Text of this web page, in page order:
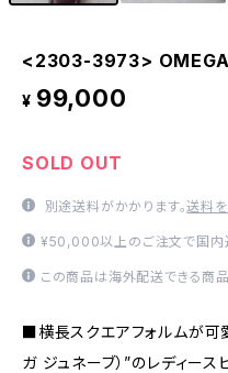
<2303-3973>
¥ 99,000
SOLD OUT
別途送料がかかります。送料
¥50,000以上のご注文で国内
この商品は海外配送できる商品
■横長スクエアフォルムが可
ガ ジュネーブ）”のレディース